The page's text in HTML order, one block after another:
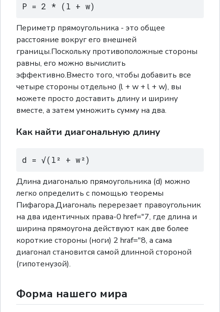
P = 2 * (l + w)
Периметр прямоугольника - это общее
расстояние вокруг его внешней
границы.Поскольку противоположные стороны
равны, его можно вычислить
эффективно.Вместо того, чтобы добавить все
четыре стороны отдельно (l + w + l + w), вы
можете просто доставить длину и ширину
вместе, а затем умножить сумму на два.
Как найти диагональную длину
d = √(l² + w²)
Длина диагональю прямоугольника (d) можно
легко определить с помощью теоремы
Пифагора.Диагональ перерезает правоугольник
на два идентичных права-0 href="7, где длина и
ширина прямоугона действуют как две более
короткие стороны (ноги) 2 hraf="8, а сама
диагонал становится самой длинной стороной
(гипотенузой).
Форма нашего мира